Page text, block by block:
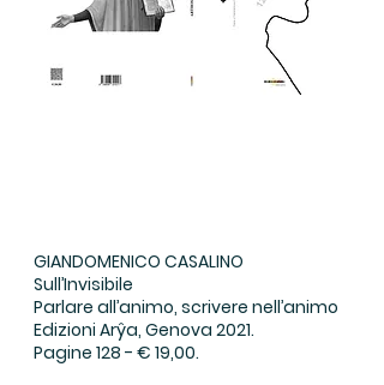
GIANDOMENICO CASALINO
Sull’Invisibile
Parlare all’animo, scrivere nell’animo
Edizioni Arŷa, Genova 2021.
Pagine 128 - € 19,00.